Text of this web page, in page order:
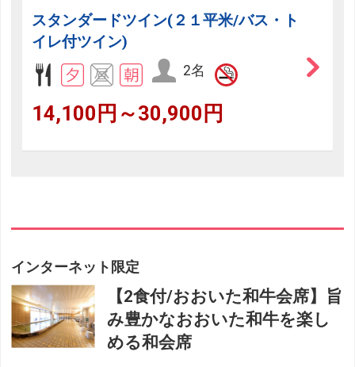
スタンダードツイン(２１平米/バス・ト
イレ付ツイン)
2名
14,100円～30,900円
インターネット限定
【2食付/おおいた和牛会席】旨
み豊かなおおいた和牛を楽し
める和会席